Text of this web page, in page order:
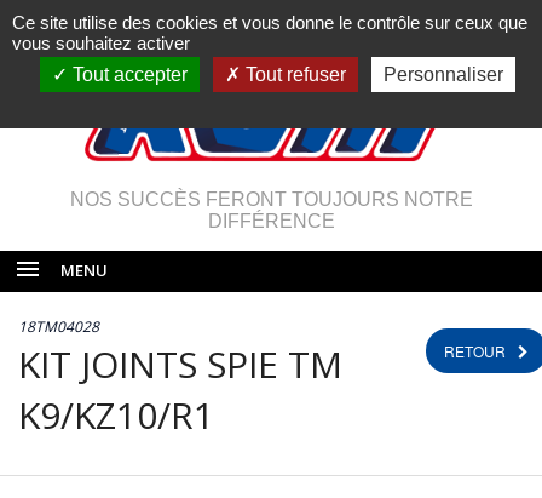
NOS SUCCÈS FERONT TOUJOURS NOTRE
DIFFÉRENCE
MENU
RETOUR
18TM04028
KIT JOINTS SPIE TM
K9/KZ10/R1
Ce site utilise des cookies et vous donne le contrôle sur ceux que
vous souhaitez activer
Tout accepter
Tout refuser Personnaliser